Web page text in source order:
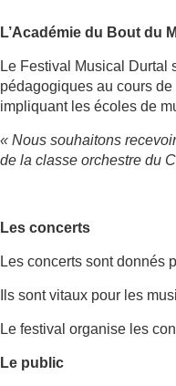
L’Académie du Bout du
Le Festival Musical Durtal
pédagogiques au cours
impliquant les écoles de
« Nous souhaitons
de la classe orchestre du
Les concerts
Les concerts sont donnés
Ils sont vitaux pour les
Le festival organise les
Le public